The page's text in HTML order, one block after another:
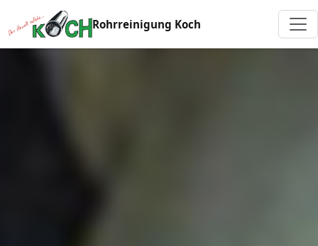
Rohrreinigung Koch